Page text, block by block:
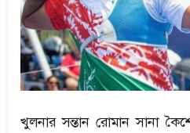
খুলনার সন্তান রোমান সানা